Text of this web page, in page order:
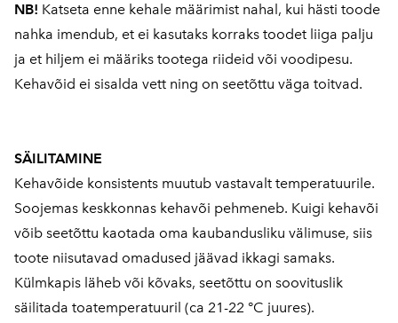
NB! Katseta enne kehale määrimist nahal, kui hästi toode
nahka imendub, et ei kasutaks korraks toodet liiga palju
ja et hiljem ei määriks tootega riideid või voodipesu.
Kehavõid ei sisalda vett ning on seetõttu väga toitvad.
SÄILITAMINE
Kehavõide konsistents muutub vastavalt temperatuurile.
Soojemas keskkonnas kehavõi pehmeneb. Kuigi kehavõi
võib seetõttu kaotada oma kaubandusliku välimuse, siis
toote niisutavad omadused jäävad ikkagi samaks.
Külmkapis läheb või kõvaks, seetõttu on soovituslik
säilitada toatemperatuuril (ca 21-22 °C juures).